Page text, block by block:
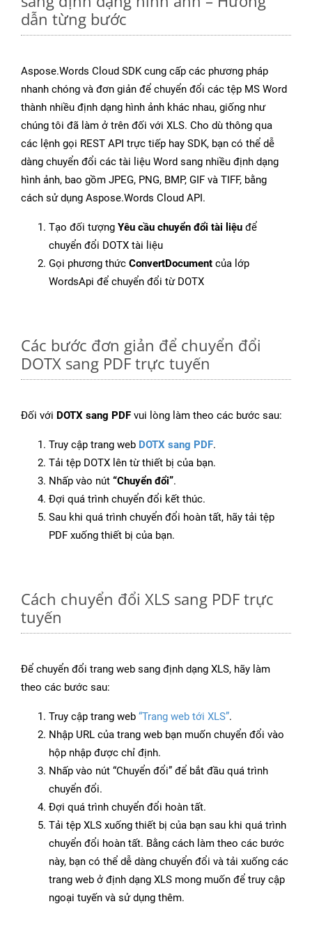
dẫn từng bước
Aspose.Words Cloud SDK cung cấp các phương pháp
nhanh chóng và đơn giản để chuyển đổi các tệp MS Word
thành nhiều định dạng hình ảnh khác nhau, giống như
chúng tôi đã làm ở trên đối với XLS. Cho dù thông qua
các lệnh gọi REST API trực tiếp hay SDK, bạn có thể dễ
dàng chuyển đổi các tài liệu Word sang nhiều định dạng
hình ảnh, bao gồm JPEG, PNG, BMP, GIF và TIFF, bằng
cách sử dụng Aspose.Words Cloud API.
Tạo đối tượng Yêu cầu chuyển đổi tài liệu để
chuyển đổi DOTX tài liệu
Gọi phương thức ConvertDocument của lớp
WordsApi để chuyển đổi từ DOTX
Các bước đơn giản để chuyển đổi
DOTX sang PDF trực tuyến
Đối với DOTX sang PDF vui lòng làm theo các bước sau:
Truy cập trang web DOTX sang PDF.
Tải tệp DOTX lên từ thiết bị của bạn.
Nhấp vào nút “Chuyển đổi”.
Đợi quá trình chuyển đổi kết thúc.
Sau khi quá trình chuyển đổi hoàn tất, hãy tải tệp
PDF xuống thiết bị của bạn.
Cách chuyển đổi XLS sang PDF trực
tuyến
Để chuyển đổi trang web sang định dạng XLS, hãy làm
theo các bước sau:
Truy cập trang web “Trang web tới XLS”.
Nhập URL của trang web bạn muốn chuyển đổi vào
hộp nhập được chỉ định.
Nhấp vào nút “Chuyển đổi” để bắt đầu quá trình
chuyển đổi.
Đợi quá trình chuyển đổi hoàn tất.
Tải tệp XLS xuống thiết bị của bạn sau khi quá trình
chuyển đổi hoàn tất. Bằng cách làm theo các bước
này, bạn có thể dễ dàng chuyển đổi và tải xuống các
trang web ở định dạng XLS mong muốn để truy cập
ngoại tuyến và sử dụng thêm.